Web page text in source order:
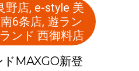
野店, e-style 美
6条店, 遊ラン
ンド 西御料店
ドMAXGO新登